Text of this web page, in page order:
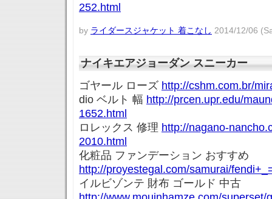
252.html
by ライダースジャケット 着こなし 2014/12/06
ナイキエアジョーダン スニーカー
ゴヤール ローズ http://cshm.com.br/
dio ベルト 幅 http://prcen.upr.edu/
1652.html
ロレックス 修理 http://nagano-
2010.html
化粧品 ファンデーション おすすめ
http://proyestegal.com/samurai/
イルビゾンテ 財布 ゴールド 中古